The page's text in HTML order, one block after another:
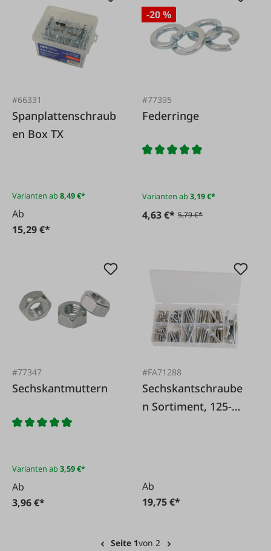
#66331
Spanplattenschraub
en Box TX
Varianten ab8,49 €*
Ab
15,29 €*
-20 %
#77395
Federringe
Varianten ab3,19 €*
4,63 €* 5,79 €*
#77347
Sechskantmuttern
Varianten ab3,59 €*
Ab
3,96 €*
#FA71288
Sechskantschraube
n Sortiment, 125-
Ab
19,75 €*
Seite 1von 2